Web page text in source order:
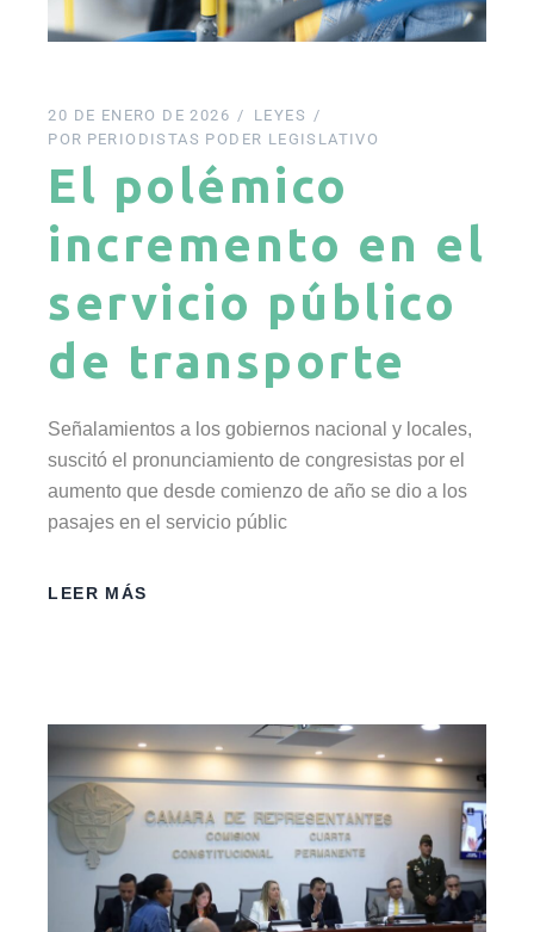
20 DE ENERO DE 2026
LEYES
POR PERIODISTAS PODER LEGISLATIVO
El polémico
incremento en el
servicio público
de transporte
Señalamientos a los gobiernos nacional y locales,
suscitó el pronunciamiento de congresistas por el
aumento que desde comienzo de año se dio a los
pasajes en el servicio públic
LEER MÁS